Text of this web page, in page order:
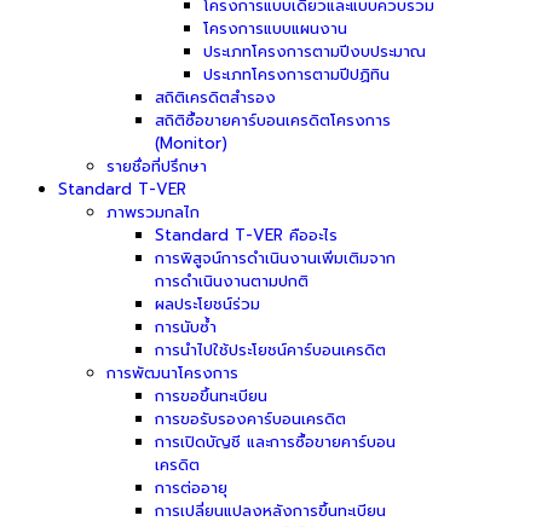
โครงการแบบเดี่ยวและแบบควบรวม
โครงการแบบแผนงาน
ประเภทโครงการตามปีงบประมาณ
ประเภทโครงการตามปีปฏิทิน
สถิติเครดิตสำรอง
สถิติซื้อขายคาร์บอนเครดิตโครงการ
(Monitor)
รายชื่อที่ปรึกษา
Standard T-VER
ภาพรวมกลไก
Standard T-VER คืออะไร
การพิสูจน์การดำเนินงานเพิ่มเติมจาก
การดำเนินงานตามปกติ
ผลประโยชน์ร่วม
การนับซ้ำ
การนำไปใช้ประโยชน์คาร์บอนเครดิต
การพัฒนาโครงการ
การขอขึ้นทะเบียน
การขอรับรองคาร์บอนเครดิต
การเปิดบัญชี และการซื้อขายคาร์บอน
เครดิต
การต่ออายุ
การเปลี่ยนแปลงหลังการขึ้นทะเบียน